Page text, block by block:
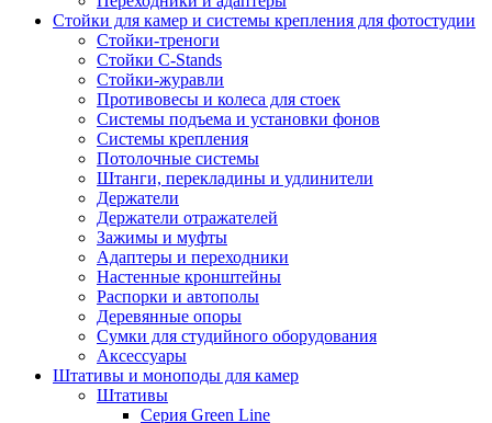
Стойки для камер и системы крепления для фотостудии
Стойки-треноги
Стойки C-Stands
Стойки-журавли
Противовесы и колеса для стоек
Системы подъема и установки фонов
Системы крепления
Потолочные системы
Штанги, перекладины и удлинители
Держатели
Держатели отражателей
Зажимы и муфты
Адаптеры и переходники
Настенные кронштейны
Распорки и автополы
Деревянные опоры
Сумки для студийного оборудования
Аксессуары
Штативы и моноподы для камер
Штативы
Серия Green Line